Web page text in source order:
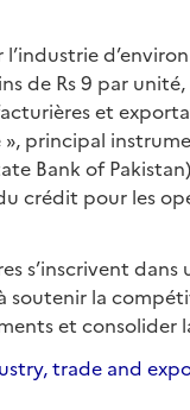
de Rs 9 par
et
», principal
Bank of
crédit pour les
s’inscrivent
soutenir la
et consolider
trade and